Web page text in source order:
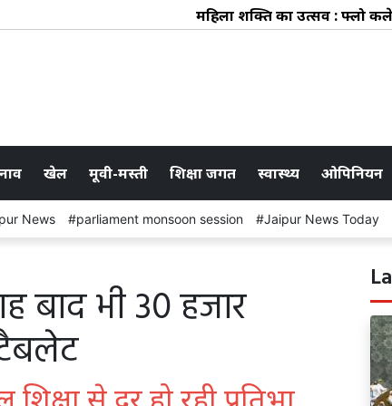
महिला शक्ति का उत्सव : फ्लो
खेल मूवी-मस्ती शिक्षा जगत स्वास्थ्य ओपिनियन
News parliament monsoon session Jaipur News Today
बाद भी 30 हजार
टैबलेट
से दूर हो रही प्रतिभा